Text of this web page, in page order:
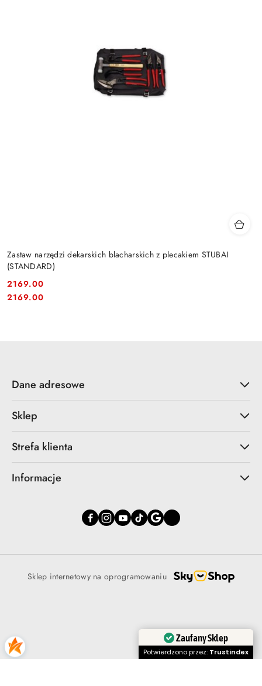
Zastaw narzędzi dekarskich blacharskich z plecakiem STUBAI
(STANDARD)
Cena:
2169.00
Cena:
2169.00
Dane adresowe
Sklep
Strefa klienta
Informacje
Sklep internetowy na oprogramowaniu
Zaufany Sklep
Potwierdzono przez: Trustindex